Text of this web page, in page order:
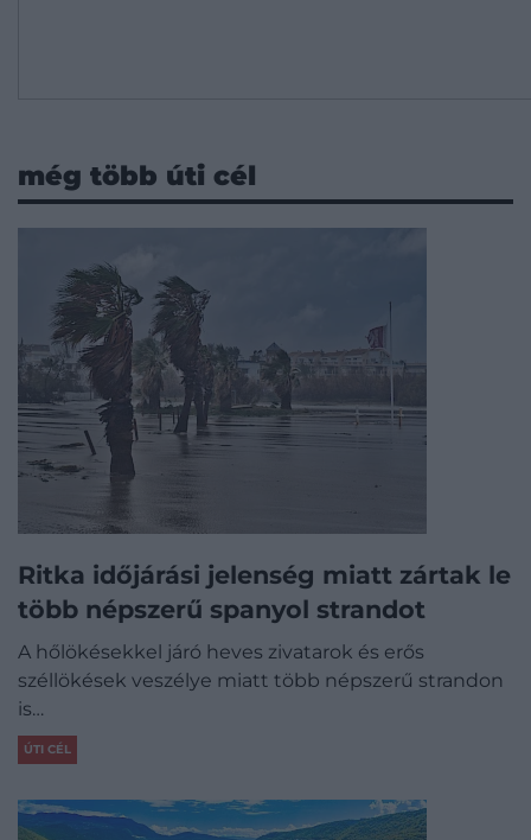
még több úti cél
Ritka időjárási jelenség miatt zártak le
több népszerű spanyol strandot
A hőlökésekkel járó heves zivatarok és erős
széllökések veszélye miatt több népszerű strandon
is…
ÚTI CÉL